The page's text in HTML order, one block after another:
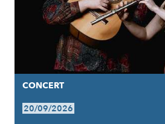
CONCERT
20/09/2026